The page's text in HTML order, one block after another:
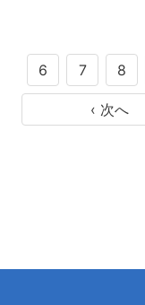
‹ 次へ
6 7 8